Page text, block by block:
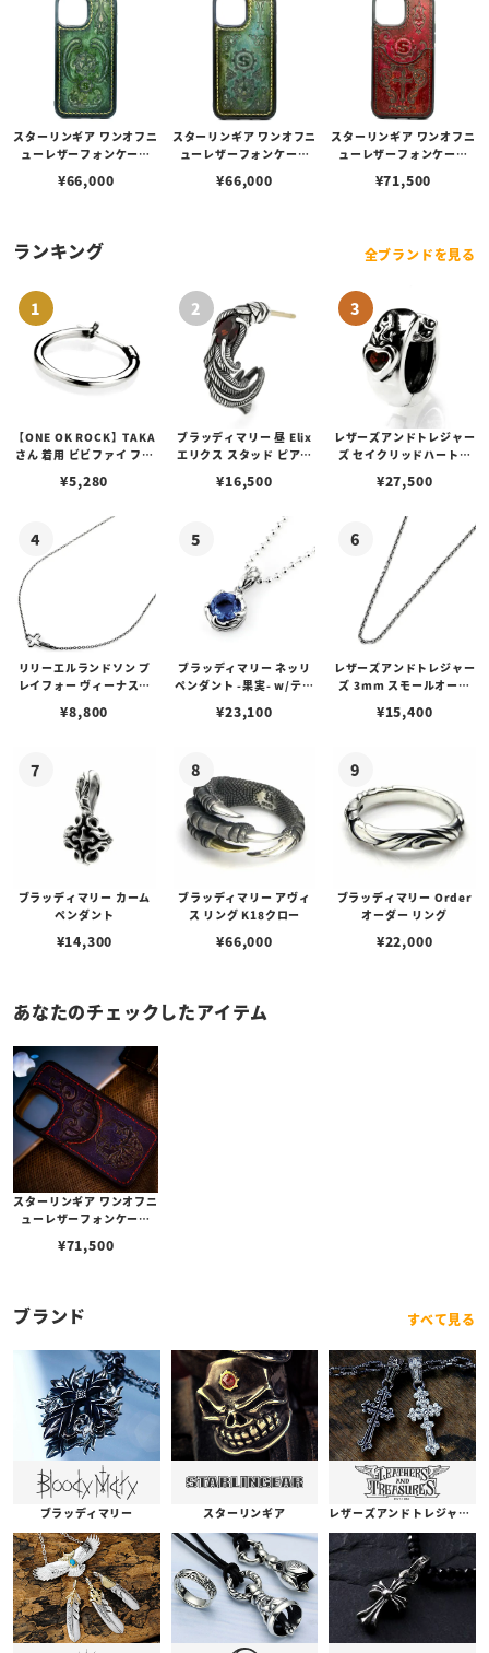
スターリンギア ワンオフニ
ューレザーフォンケース
ン s000117359（iPhone
¥66,000
スターリンギア ワンオフニ
ューレザーフォンケース
グリーン s000117358（i
¥66,000
スターリンギア ワンオフニ
ューレザーフォンケース
ス ダークレッド s000117
¥71,500
ランキング 全ブランドを見る
【ONE OK ROCK】TAKA
さん 着用 ビビファイ フー
¥5,280
ブラッディマリー 昼 Elix
エリクス スタッド ピアス
¥16,500
レザーズアンドトレジャー
ズ セイクリッドハートピ
¥27,500
リリーエルランドソン プ
レイフォー ヴィーナスチ
¥8,800
ブラッディマリー ネッリ
ペンダント -果実- w/ティ
¥23,100
レザーズアンドトレジャー
ズ 3mm スモールオーバ
ブスタークラスプ＆LTロ
¥15,400
ブラッディマリー カーム
ペンダント
¥14,300
ブラッディマリー アヴィ
ス リング K18クロー
¥66,000
ブラッディマリー Order
オーダー リング
¥22,000
あなたのチェックしたアイテム
スターリンギア ワンオフニ
ューレザーフォンケース
ス ブルーパープル s00011
¥71,500
ブランド すべて見る
ブラッディマリー スターリンギア レザーズアンドトレジャーズ